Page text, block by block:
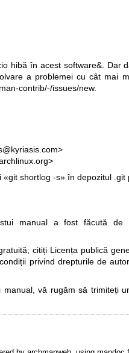
hibă în acest software&. Dar
a problemei cu cât mai
contrib/-/issues/new.
shortlog -s» în depozitul .git
manual a fost făcută de
citiți Licența publică
privind drepturile de
vă rugăm să trimiteți